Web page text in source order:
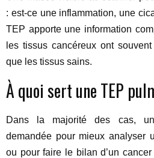
: est-ce une inflammation, une
TEP apporte une information
les tissus cancéreux ont
que les tissus sains.
À quoi sert une TEP
Dans la majorité des cas,
demandée pour mieux analyser
ou pour faire le bilan d’un